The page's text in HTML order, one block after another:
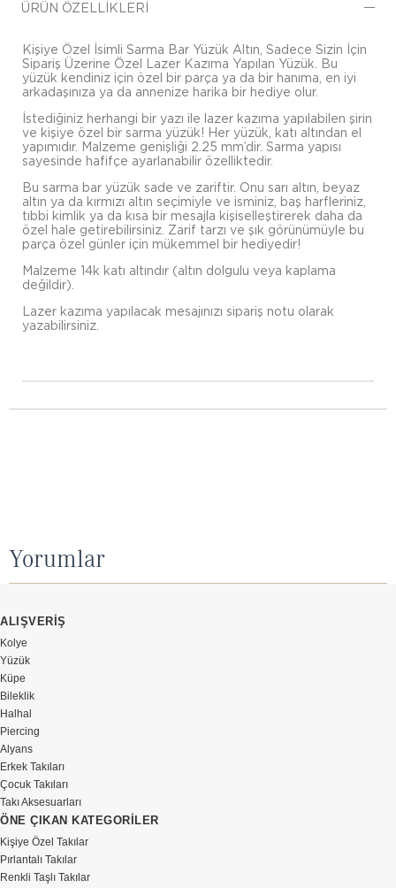
ÜRÜN ÖZELLIKLERI
Kişiye Özel İsimli Sarma Bar Yüzük Altın, Sadece Sizin İçin
Sipariş Üzerine Özel Lazer Kazıma Yapılan Yüzük. Bu
yüzük kendiniz için özel bir parça ya da bir hanıma, en iyi
arkadaşınıza ya da annenize harika bir hediye olur.
İstediğiniz herhangi bir yazı ile lazer kazıma yapılabilen şirin
ve kişiye özel bir sarma yüzük! Her yüzük, katı altından el
yapımıdır. Malzeme genişliği 2.25 mm’dir. Sarma yapısı
sayesinde hafifçe ayarlanabilir özelliktedir.
Bu sarma bar yüzük sade ve zariftir. Onu sarı altın, beyaz
altın ya da kırmızı altın seçimiyle ve isminiz, baş harfleriniz,
tıbbi kimlik ya da kısa bir mesajla kişiselleştirerek daha da
özel hale getirebilirsiniz. Zarif tarzı ve şık görünümüyle bu
parça özel günler için mükemmel bir hediyedir!
Malzeme 14k katı altındır (altın dolgulu veya kaplama
değildir).
Lazer kazıma yapılacak mesajınızı sipariş notu olarak
yazabilirsiniz.
Yorumlar
ALIŞVERİŞ
Kolye
Yüzük
Küpe
Bileklik
Halhal
Piercing
Alyans
Erkek Takıları
Çocuk Takıları
Takı Aksesuarları
ÖNE ÇIKAN KATEGORİLER
Kişiye Özel Takılar
Pırlantalı Takılar
Renkli Taşlı Takılar